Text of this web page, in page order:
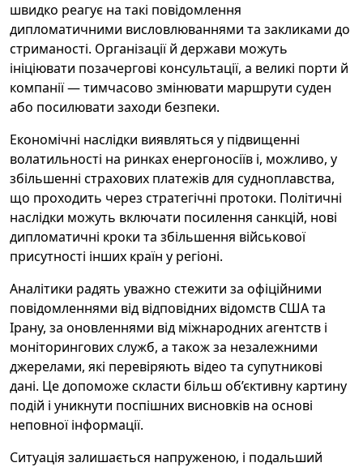
швидко реагує на такі повідомлення
дипломатичними висловлюваннями та закликами до
стриманості. Організації й держави можуть
ініціювати позачергові консультації, а великі порти й
компанії — тимчасово змінювати маршрути суден
або посилювати заходи безпеки.
Економічні наслідки виявляться у підвищенні
волатильності на ринках енергоносіїв і, можливо, у
збільшенні страхових платежів для судноплавства,
що проходить через стратегічні протоки. Політичні
наслідки можуть включати посилення санкцій, нові
дипломатичні кроки та збільшення військової
присутності інших країн у регіоні.
Аналітики радять уважно стежити за офіційними
повідомленнями від відповідних відомств США та
Ірану, за оновленнями від міжнародних агентств і
моніторингових служб, а також за незалежними
джерелами, які перевіряють відео та супутникові
дані. Це допоможе скласти більш об’єктивну картину
подій і уникнути поспішних висновків на основі
неповної інформації.
Ситуація залишається напруженою, і подальший